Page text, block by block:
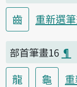
齒 重新選
部首筆畫16 ¶
龍 龜